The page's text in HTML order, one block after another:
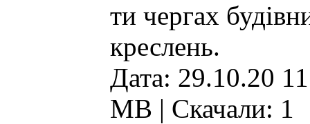
ти чергах
креслень.
Дата: 29.10.20
MB | Скачали: 1